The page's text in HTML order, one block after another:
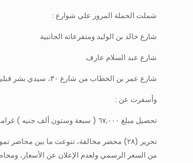
شملت الحملة المرور علي شوارع :
شارع خالد بن الوليد ومتفرعاته الجانبية
شارع عبد السلام عارف
شارع عمر بن الخطاب من شارع ٣٠، سيدي بشر قبلي
وأسفرت عن :
تحصيل مبلغ ٦٧,٠٠٠ ( سبعة وستون ألف جنيه ) غرامات فورية
تحرير (٢٨) محضر مخالفة، تنوعت ما بين
من السعر الرسمي ولعدم الإعلان عن الأسعار،